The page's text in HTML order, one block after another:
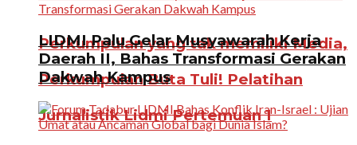
Perkumpulan yang tak memiliki Media,
Perkumpulan Buta Tuli! Pelatihan
Jurnalistik Lidmi Pertemuan 1
LIDMI Palu Gelar Musyawarah Kerja
Daerah II, Bahas Transformasi Gerakan
Dakwah Kampus